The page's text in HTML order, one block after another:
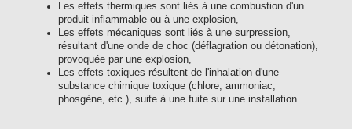
Les effets thermiques sont liés à une combustion d'un
produit inflammable ou à une explosion,
Les effets mécaniques sont liés à une surpression,
résultant d'une onde de choc (déflagration ou détonation),
provoquée par une explosion,
Les effets toxiques résultent de l'inhalation d'une
substance chimique toxique (chlore, ammoniac,
phosgène, etc.), suite à une fuite sur une installation.